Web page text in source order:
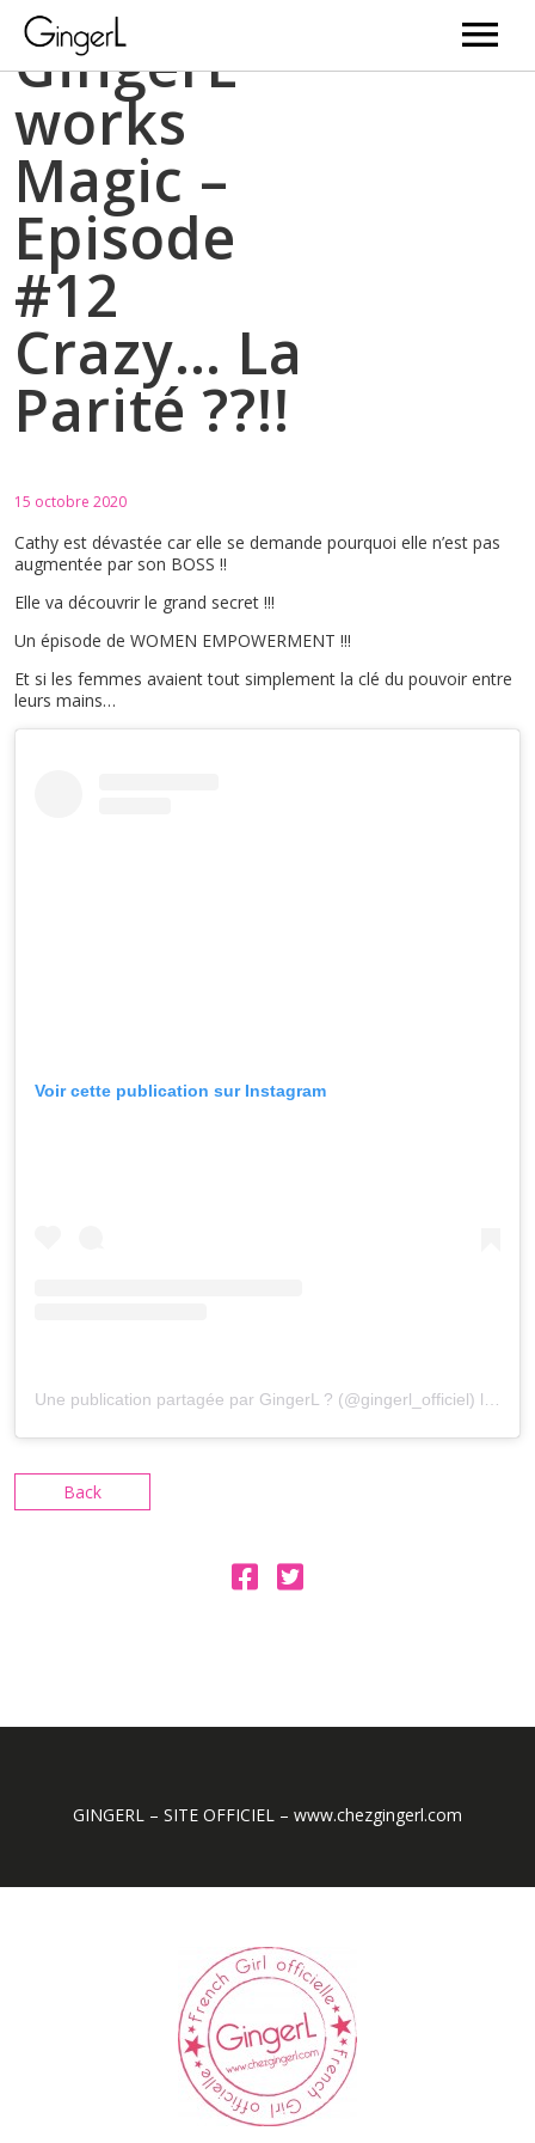
Gallery
Web Serie
Newsletter
GingerL
works
Magic –
Episode
#12
Crazy… La
Parité ??!!
15 octobre 2020
Cathy est dévastée car elle se demande pourquoi elle n’est pas
augmentée par son BOSS !!
Elle va découvrir le grand secret !!!
Un épisode de WOMEN EMPOWERMENT !!!
Et si les femmes avaient tout simplement la clé du pouvoir entre
leurs mains…
Voir cette publication sur Instagram
Une publication partagée par GingerL ? (@gingerl_officiel) le
Back
GINGERL – SITE OFFICIEL – www.chezgingerl.com